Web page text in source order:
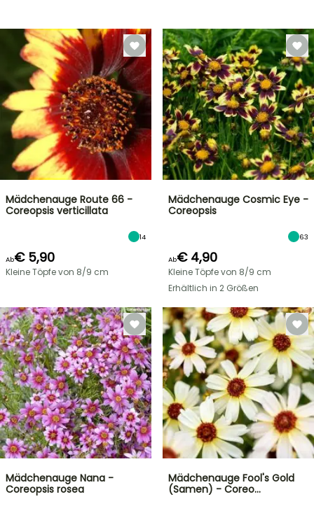
Mädchenauge Route 66 -
Coreopsis verticillata
14
Ab€ 5,90
Kleine Töpfe von 8/9 cm
Mädchenauge Cosmic Eye -
Coreopsis
63
Ab€ 4,90
Kleine Töpfe von 8/9 cm
Erhältlich in 2 Größen
Mädchenauge Nana -
Coreopsis rosea
Mädchenauge Fool's Gold
(Samen) - Coreo…